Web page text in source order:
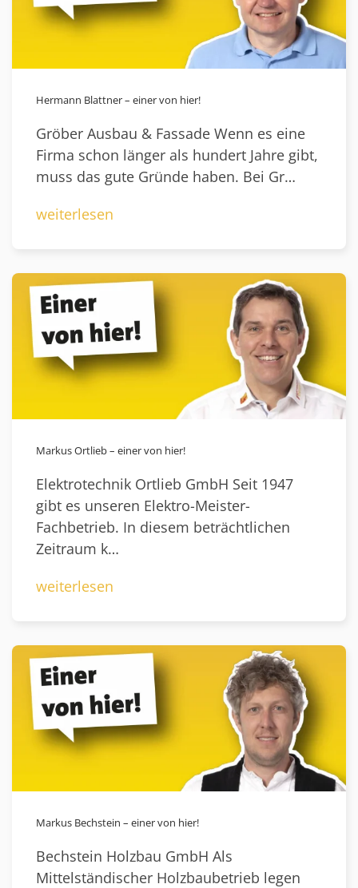
Hermann Blattner – einer von hier!
Gröber Ausbau & Fassade Wenn es eine
Firma schon länger als hundert Jahre gibt,
muss das gute Gründe haben. Bei Gr…
weiterlesen
Markus Ortlieb – einer von hier!
Elektrotechnik Ortlieb GmbH Seit 1947
gibt es unseren Elektro-Meister-
Fachbetrieb. In diesem beträchtlichen
Zeitraum k…
weiterlesen
Markus Bechstein – einer von hier!
Bechstein Holzbau GmbH Als
Mittelständischer Holzbaubetrieb legen